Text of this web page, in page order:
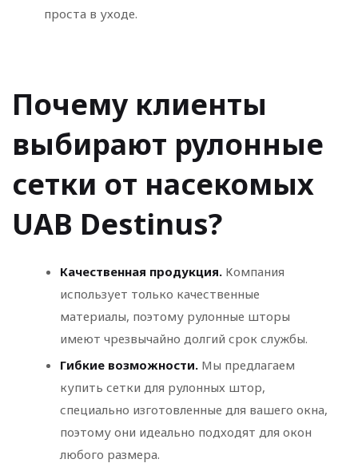
проста в уходе.
Почему клиенты
выбирают рулонные
сетки от насекомых
UAB Destinus?
Качественная продукция. Компания
использует только качественные
материалы, поэтому рулонные шторы
имеют чрезвычайно долгий срок службы.
Гибкие возможности. Мы предлагаем
купить сетки для рулонных штор,
специально изготовленные для вашего окна,
поэтому они идеально подходят для окон
любого размера.